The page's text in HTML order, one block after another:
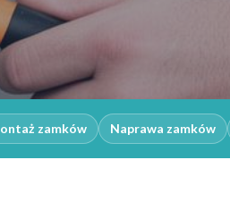
zamków Naprawa zamków